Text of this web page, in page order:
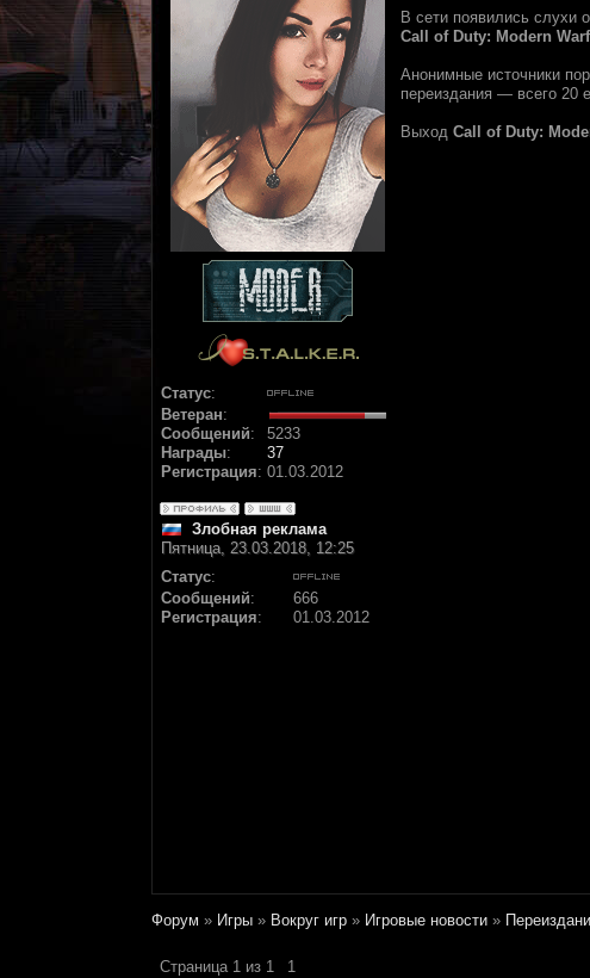
Статус:
Ветеран:
Сообщений:
5233
Награды:
37
Регистрация: 01.03.2012
В сети появились слухи
Call of Duty: Modern
Анонимные источники
переиздания — всего 20
Выход Call of Duty:
Злобная реклама
Пятница, 23.03.2018, 12:25
Статус:
Сообщений:
666
Регистрация: 01.03.2012
Форум » Игры » Вокруг игр » Игровые новости »
Страница 1 из 1 1